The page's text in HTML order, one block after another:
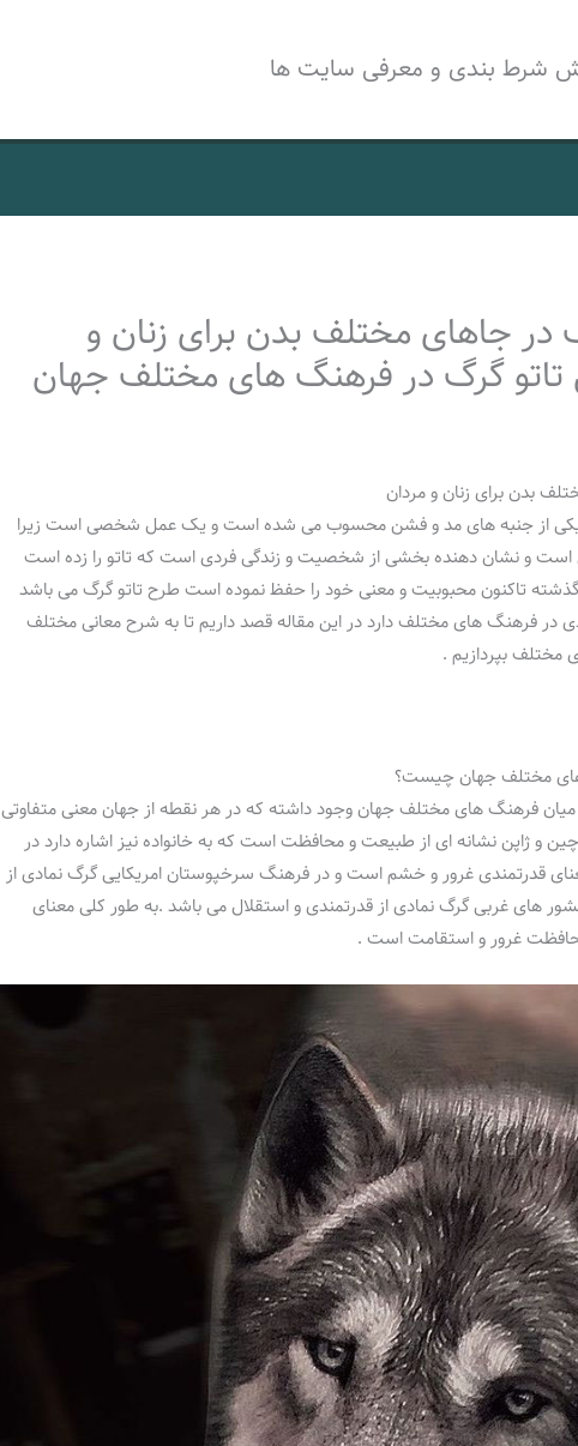
شرط بندی و معرفی سایت ها
در جاهای مختلف بدن برای زنان و
تاتو گرگ در فرهنگ های مختلف جهان
بدن برای زنان و مردان
یکی از جنبه های مد و فشن محسوب می شده است و یک عمل شخصی است زیرا
است و نشان دهنده بخشی از شخصیت و زندگی فردی است که تاتو را زده است
گذشته تاکنون محبوبیت و معنی خود را حفظ نموده است طرح تاتو گرگ می باشد
در فرهنگ های مختلف دارد در این مقاله قصد داریم تا به شرح معانی مختلف
مختلف بپردازیم .
مختلف جهان چیست؟
فرهنگ های مختلف جهان وجود داشته که در هر نقطه از جهان معنی متفاوتی
و ژاپن نشانه ای از طبیعت و محافظت است که به خانواده نیز اشاره دارد در
قدرتمندی غرور و خشم است و در فرهنگ سرخپوستان امریکایی گرگ نمادی از
های غربی گرگ نمادی از قدرتمندی و استقلال می باشد .به طور کلی معنای
غرور و استقامت است .